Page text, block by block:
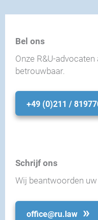
Bel ons
Onze R&U-
betrouwbaar.
+49 (0)211 /
Schrijf ons
Wij beantwoorden
office@ru.law